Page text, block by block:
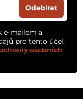
Odebírat
e-mailem a
pro tento účel,
osobních